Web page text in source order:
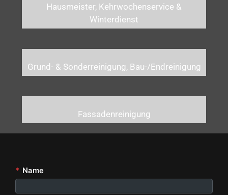
Hausmeister, Kehrwochenservice &
Winterdienst
Grund- & Sonderreinigung, Bau-/Endreinigung
Fassadenreinigung
* Name